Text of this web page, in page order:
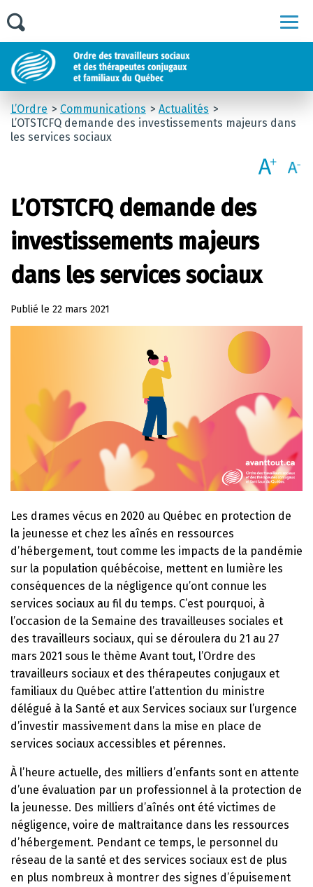
L’Ordre Communications
Actualités
L’OTSTCFQ demande des investissements majeurs dans
les services sociaux
L’OTSTCFQ demande des
investissements majeurs
dans les services sociaux
Publié le 22 mars 2021
Les drames vécus en 2020 au Québec en protection de
la jeunesse et chez les aînés en ressources
d’hébergement, tout comme les impacts de la pandémie
sur la population québécoise, mettent en lumière les
conséquences de la négligence qu’ont connue les
services sociaux au fil du temps. C’est pourquoi, à
l’occasion de la Semaine des travailleuses sociales et
des travailleurs sociaux, qui se déroulera du 21 au 27
mars 2021 sous le thème Avant tout, l’Ordre des
travailleurs sociaux et des thérapeutes conjugaux et
familiaux du Québec attire l’attention du ministre
délégué à la Santé et aux Services sociaux sur l’urgence
d’investir massivement dans la mise en place de
services sociaux accessibles et pérennes.
À l’heure actuelle, des milliers d’enfants sont en attente
d’une évaluation par un professionnel à la protection de
la jeunesse. Des milliers d’aînés ont été victimes de
négligence, voire de maltraitance dans les ressources
d’hébergement. Pendant ce temps, le personnel du
réseau de la santé et des services sociaux est de plus
en plus nombreux à montrer des signes d’épuisement